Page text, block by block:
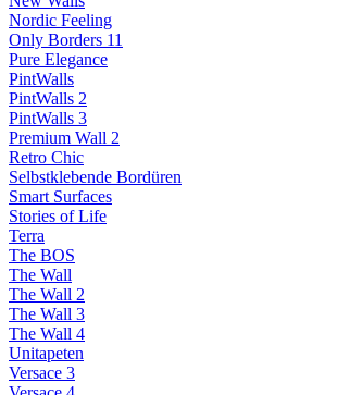
Nordic Feeling
Only Borders 11
Pure Elegance
PintWalls
PintWalls 2
PintWalls 3
Premium Wall 2
Retro Chic
Selbstklebende Bordüren
Smart Surfaces
Stories of Life
Terra
The BOS
The Wall
The Wall 2
The Wall 3
The Wall 4
Unitapeten
Versace 3